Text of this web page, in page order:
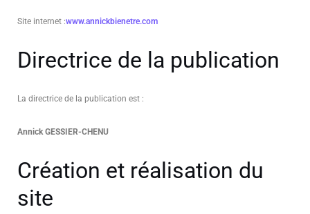
Site internet :www.annickbienetre.com
Directrice de la publication
La directrice de la publication est :
Annick GESSIER-CHENU
Création et réalisation du
site